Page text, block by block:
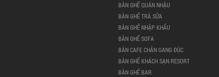
BÀN GHẾ QUÁN NHẬU
BÀN GHẾ TRÀ SỮA
BÀN GHẾ NHẬP KHẨU
BÀN GHẾ SOFA
BÀN CAFE CHÂN GANG ĐÚC
BÀN GHẾ KHÁCH SẠN RESORT
BÀN GHẾ BAR